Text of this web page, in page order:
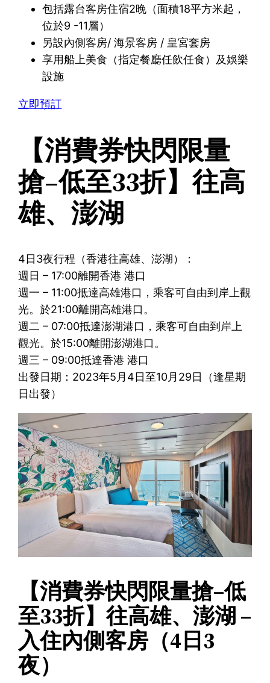
包括露台客房住宿2晚（面積18平方米起，
位於9 -11層）
另設內側客房/ 海景客房 / 皇宮套房
享用船上美食（指定餐廳任飲任食）及娛樂
設施
立即預訂
【消費券快閃限量
搶–低至33折】往高
雄、澎湖
4日3夜行程（香港往高雄、澎湖）：
週日 – 17:00離開香港 港口
週一 – 11:00抵達高雄港口，乘客可自由到岸上觀
光。於21:00離開高雄港口。
週二 – 07:00抵達澎湖港口，乘客可自由到岸上
觀光。於15:00離開澎湖港口。
週三 – 09:00抵達香港 港口
出發日期：2023年5月4日至10月29日（逢星期
日出發）
【消費券快閃限量搶–低
至33折】往高雄、澎湖 –
入住內側客房（4日3
夜）